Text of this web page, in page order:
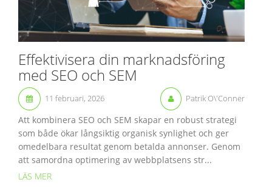
Effektivisera din marknadsföring
med SEO och SEM
11 februari, 2026 Patrik O\'Conner
Att kombinera SEO och SEM skapar en robust strategi
som både ökar långsiktig organisk synlighet och ger
omedelbara resultat genom betalda annonser. Genom
att samordna optimering av webbplatsens str...
LÄS MER